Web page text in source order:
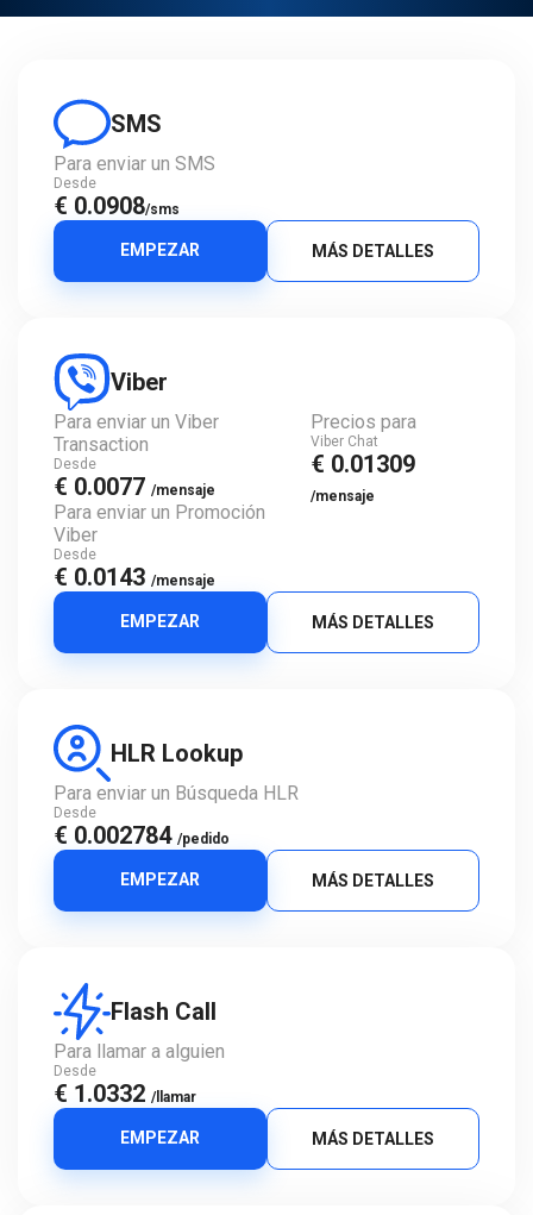
SMS
Para enviar un SMS
Desde
€ 0.0908/sms
EMPEZAR MÁS DETALLES
Viber
Para enviar un Viber
Transaction
Desde
€ 0.0077 /mensaje
Para enviar un Promoción
Viber
Desde
€ 0.0143 /mensaje
Precios para
Viber Chat
€ 0.01309
/mensaje
EMPEZAR MÁS DETALLES
HLR Lookup
Para enviar un Búsqueda HLR
Desde
€ 0.002784 /pedido
EMPEZAR MÁS DETALLES
Flash Call
Para llamar a alguien
Desde
€ 1.0332 /llamar
EMPEZAR MÁS DETALLES